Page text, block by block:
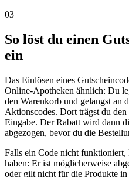
03
So löst du einen
ein
Das Einlösen eines
Online-Apotheken ähnlich: Du
den Warenkorb und gelangst an
Aktionscodes. Dort trägst du
Eingabe. Der Rabatt wird dann
abgezogen, bevor du die
Falls ein Code nicht funktioniert,
haben: Er ist möglicherweise
oder gilt nicht für die Produkte